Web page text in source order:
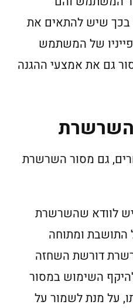
בכך שיש להתאים את
של המשתמש
גם את אמצעי ההגנה
השרשרת
גם מסור השרשרת
לוודא שהשרשרת
ומתוחה
דורשת השחזה
השימוש במסור
על מנת לשמור על